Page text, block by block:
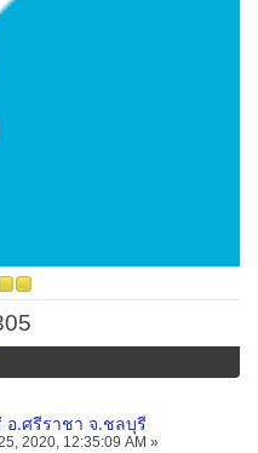
อ.ศรีราชา จ.ชลบุรี
2020, 12:35:09 AM »